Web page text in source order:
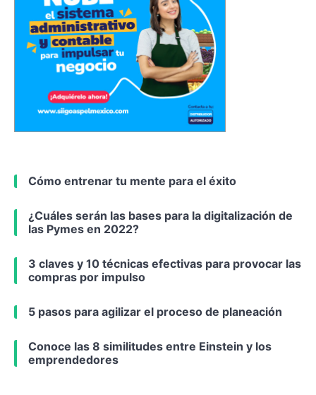
Cómo entrenar tu mente para el éxito
¿Cuáles serán las bases para la digitalización de
las Pymes en 2022?
3 claves y 10 técnicas efectivas para provocar las
compras por impulso
5 pasos para agilizar el proceso de planeación
Conoce las 8 similitudes entre Einstein y los
emprendedores